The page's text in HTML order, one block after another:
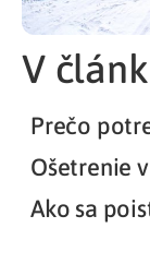
V
Prečo
Ošetrenie
Ako sa